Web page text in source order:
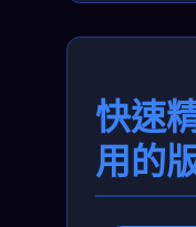
快速
用的